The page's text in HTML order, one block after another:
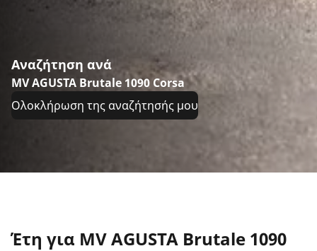
Αναζήτηση ανά
MV AGUSTA Brutale 1090 Corsa
Ολοκλήρωση της αναζήτησής μου
Έτη για MV AGUSTA Brutale 1090